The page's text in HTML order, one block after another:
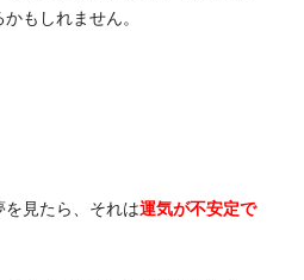
もしれません。
見たら、それは運気が不安定で